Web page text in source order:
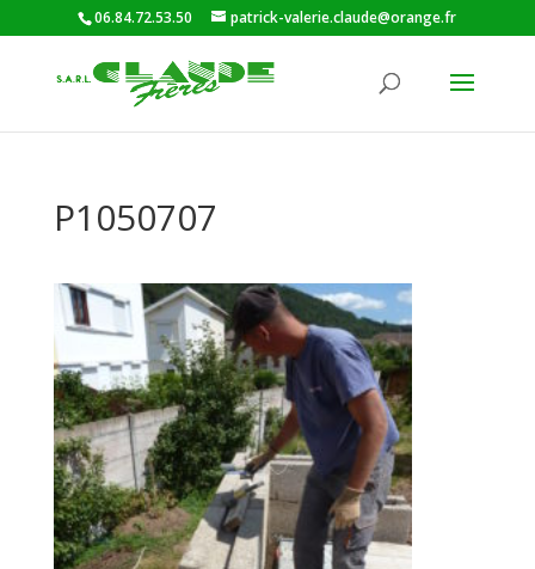
06.84.72.53.50 patrick-valerie.claude@orange.fr
P1050707